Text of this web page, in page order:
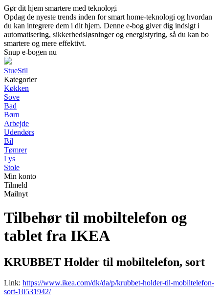
Gør dit hjem smartere med teknologi
Opdag de nyeste trends inden for smart home-teknologi og hvordan
du kan integrere dem i dit hjem. Denne e-bog giver dig indsigt i
automatisering, sikkerhedsløsninger og energistyring, så du kan bo
smartere og mere effektivt.
Snup e-bogen nu
StueStil
Kategorier
Køkken
Sove
Bad
Børn
Arbejde
Udendørs
Bil
Tømrer
Lys
Stole
Min konto
Tilmeld
Mailnyt
Tilbehør til mobiltelefon og
tablet fra IKEA
KRUBBET Holder til mobiltelefon, sort
Link: https://www.ikea.com/dk/da/p/krubbet-holder-til-mobiltelefon-
sort-10531942/